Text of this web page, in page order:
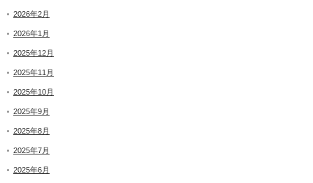
2026年2月
2026年1月
2025年12月
2025年11月
2025年10月
2025年9月
2025年8月
2025年7月
2025年6月